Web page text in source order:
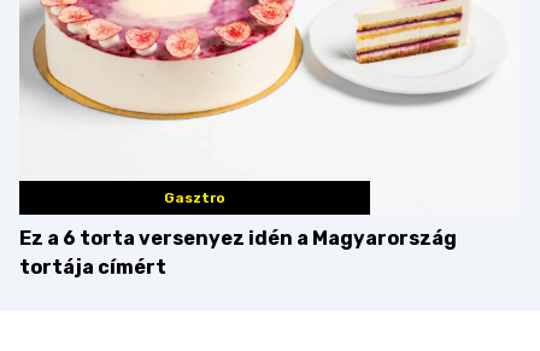
Gasztro
Ez a 6 torta versenyez idén a Magyarország
tortája címért